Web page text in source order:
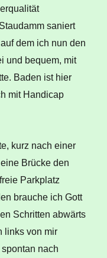
saniert
dem ich nun den
und bequem, mit
Baden ist hier
mit Handicap
kurz nach einer
Brücke den
Parkplatz
brauche ich Gott
Schritten abwärts
links von mir
nach